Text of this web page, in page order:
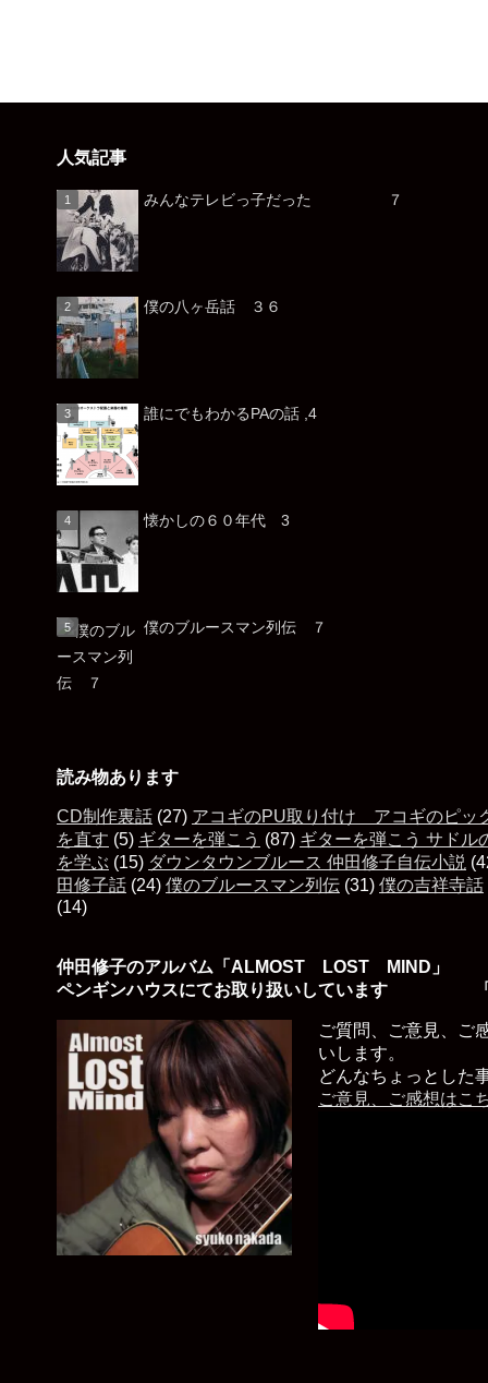
人気記事
みんなテレビっ子だった ７
僕の八ヶ岳話 ３６
誰にでもわかるPAの話 ,4
懐かしの６０年代 3
僕のブルースマン列伝 ７
読み物あります
CD制作裏話 (27) アコギのPU取り付け アコギのピッ
を直す (5) ギターを弾こう (87) ギターを弾こう サドル
を学ぶ (15) ダウンタウンブルース 仲田修子自伝小説
田修子話 (24) 僕のブルースマン列伝 (31) 僕の吉祥寺話
(14)
仲田修子のアルバム「ALMOST LOST MIND」
ペンギンハウスにてお取り扱いしています 「
ご質問、ご意見、ご
いします。
どんなちょっとした
ご意見、ご感想はこ